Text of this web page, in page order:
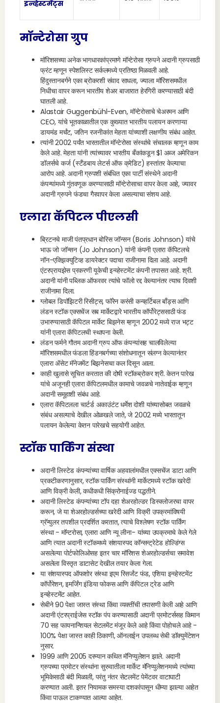
इन्व्हेस्टमेंट्स
मॉन्टेरोसा ग्रुप
मॉरिशसच्या अनेक भागधारकांप्रमाणे मॉन्टेरोसा ग्रुपने अदानी ग्रुपसाठी
फ्रंट म्हणून स्पेशलिस्ट सर्कलमध्ये प्रतिष्ठा मिळवली आहे.
हिंदुस्तानबर्गने एका ब्रोकरशी संवाद साधला, ज्याला मॉरिशसमधील
निधीचा वापर करून भारतीय शेअर बाजारात हेरगिरी करण्यासाठी बंदी
घातली आहे.
Alastair Guggenbühl-Even, मॉन्टेरोसाचे चेअरमन आणि
CEO, यांचे भूतकाळातील एक कुख्यात भारतीय पलायन करणाऱ्या
डायमंड मर्चंट, जतिन रजनीकांत मेहता यांच्याशी लक्षणीय संबंध आहेत.
त्यांनी 2002 पर्यंत भारतातील मॉन्टेरोसा संस्थांचे संचालक म्हणून काम
केले आहे. मेहता यांनी त्यांच्यावर भारतीय बँकांकडून $1 अब्ज अमेरिकन
डॉलर्सचे कर्ज (स्टँडबाय लेटर्स ऑफ क्रेडिट) हस्तांतर केल्याचा
आरोप आहे. अदानी ग्रुपशी संबंधित एका पार्टी संस्थेने अदानी
कंपन्यांमध्ये गुंतवणूक करण्यासाठी मॉन्टेरोसाचा वापर केला आहे, ज्यावर
अदानी ग्रुपने फंडचा गैरवापर केला असल्याचा संशय आहे.
एलारा कॅपिटल पीएलसी
ब्रिटनचे माजी पंतप्रधान बोरिस जॉन्सन (Boris Johnson) यांचे
भाऊ जो जॉन्सन (Jo Johnson) यांनी कंपनी एलारा कॅपिटलचे
नॉन-एक्झिक्युटिव्ह डायरेक्टर पदाचा राजीनामा दिला आहे. अदानी
एंटरप्रायझेस प्रकरणी यूकेची इन्व्हेस्टमेंट कंपनी तपासत आहे. श्री.
अदानी यांनी पब्लिक ऑफरवर त्यांचे फॉलो रद्द केल्यानंतर त्याच दिवशी
राजीनामा दिला.
ग्लोबल डिपॉझिटरी रिसीट्स, फॉरेन करंसी कन्व्हर्टिबल बाँड्स आणि
लंडन स्टॉक एक्सचेंज सब मार्केटद्वारे भारतीय कॉर्पोरेट्ससाठी फंड
उभारण्यासाठी कॅपिटल मार्केट बिझनेस म्हणून 2002 मध्ये राज भट्ट
यांनी एलारा कॅपिटलची स्थापना केली.
लंडन फर्मने गौतम अदानी ग्रुप ऑफ कंपन्यांसह चालविलेल्या
मॉरिशसमधील फंडला हिंडनबर्गच्या संशोधनातून संलग्न केल्यानंतर
एलारा ॲसेट मॅनेजमेंट बिझनेसचा कल दिसून आला.
काही खुलासे सूचित करतात की दोषी स्टॉकब्रोकर श्री. केतन पारेख
यांचे अजूनही एलारा कॅपिटलमधील कामाचे जवळचे नातेवाईक म्हणून
अदानी समूहाशी संबंध आहे.
एलारा कॅपिटलला चार्टर्ड अकाउंटंट धर्मेश दोशी यांच्यासोबत जवळचे
संबंध असल्याचे देखील ओळखले जाते, जे 2002 मध्ये भारतातून
पलायन केलेल्या केतन पारेखचे सहयोगी आहेत.
स्टॉक पार्किंग संस्था
अदानी लिस्टेड कंपन्यांच्या वार्षिक अहवालांमधील एक्सचेंज डाटा आणि
प्रकटीकरणानुसार, स्टॉक पार्किंग संस्थांनी मार्केटमध्ये स्टॉक खरेदी
आणि विक्री केली, कधीकधी सिंक्रोनाईज्ड पद्धतीने.
अदानी लिस्टेड कंपन्यांच्या टॉप दहा शेअरहोल्डर डिस्क्लोजरचा वापर
करून, जे या शेअरहोल्डर्सच्या खरेदी आणि विक्री उपक्रमांविषयी
ग्रॅन्युलर तपशील प्रदर्शित करतात, त्याचे विश्लेषण स्टॉक पार्किंग
संस्था - मॉन्टरोसा, एलारा आणि न्यू लीना- यांच्या उपक्रमाचे केले गेले
आणि त्यात अदानी स्टॉकमध्ये संशयास्पद कॉन्सन्ट्रेटेड होल्डिंग्स
असलेल्या पोर्टफोलिओसह इतर चार मॉरिशस शेअरहोल्डर्सचा समावेश
असलेला विस्तृत डाटासेट देखील तयार केला गेला.
या संशयास्पद ऑफशोर संस्था इएम रिसर्जंट फंड, एशिया इन्व्हेस्टमेंट
कॉर्पोरेशन, इमर्जिंग इंडिया फोकस आणि कॅपिटल ट्रेड आणि
इन्व्हेस्टमेंट आहेत.
सेबीने 90 पेक्षा जास्त संस्था किंवा व्यक्तींची तपासणी केली आहे आणि
अदानी एंटरप्राईजेस स्टॉक पंप करण्यासाठी अदानी प्रमोटर्ससह किमान
70 सह फायनान्शियल सेटलमेंट मंजूर केले आहे किंवा पोहोचले आहे -
100% पेक्षा जास्त काही ठिकाणी, ऑनलाईन उपलब्ध सेबी डॉक्युमेंटेशन
नुसार.
1999 आणि 2005 दरम्यान कथित मॅनिप्युलेशन झाले. अदानी
ग्रुपच्या प्रमोटर संस्थांना सुरुवातीला मार्केट मॅनिप्युलेशनमध्ये त्यांच्या
भूमिकेसाठी बंदी मिळाली, परंतु नंतर सेटलमेंट पेमेंटवर वाटाघाटी
करण्यात आली. इतर नियामक समस्या दशकांपासून धीम्या झाल्या आहेत
किंवा पाऊल टाकण्यात आल्या आहेत.